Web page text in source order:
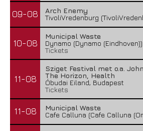
09-08
Arch Enemy
TivoliVredenburg
10-08
Municipal Waste
Dynamo (Dynamo (Eindhoven))
Tickets
11-08
Sziget Festival met o.a.
The Horizon, Health
Óbudai Eiland, Budapest
Tickets
11-08
Municipal Waste
Cafe Calluna (Cafe Calluna